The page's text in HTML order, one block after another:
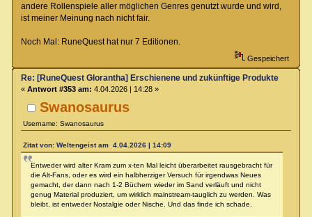
andere Rollenspiele aller möglichen Genres genutzt wurde und wird,
ist meiner Meinung nach nicht fair.
Noch Mal: RuneQuest hat nur 7 Editionen.
Gespeichert
Swanosaurus
Username: Swanosaurus
Re: [RuneQuest Glorantha] Erschienene und zukünftige Produkte
« Antwort #353 am: 4.04.2026 | 14:28 »
Zitat von: Weltengeist am 4.04.2026 | 14:09
Entweder wird alter Kram zum x-ten Mal leicht überarbeitet rausgebracht für
die Alt-Fans, oder es wird ein halbherziger Versuch für irgendwas Neues
gemacht, der dann nach 1-2 Büchern wieder im Sand verläuft und nicht
genug Material produziert, um wirklich mainstream-tauglich zu werden. Was
bleibt, ist entweder Nostalgie oder Nische. Und das finde ich schade.